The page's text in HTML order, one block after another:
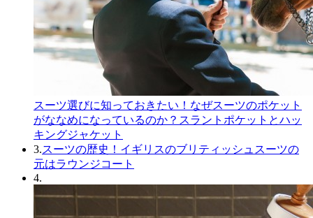
スーツ選びに知っておきたい！なぜスーツのポケット
がななめになっているのか？スラントポケットとハッ
キングジャケット
3.スーツの歴史！イギリスのブリティッシュスーツの
元はラウンジコート
4.